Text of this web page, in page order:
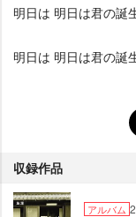
明日は 明日は君の誕
明日は 明日は君の誕
収録作品
アルバム